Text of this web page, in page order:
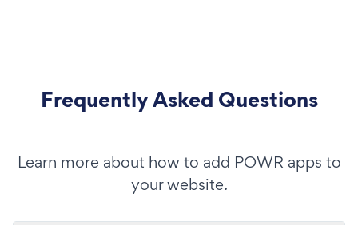
Frequently Asked Questions
Learn more about how to add POWR apps to
your website.